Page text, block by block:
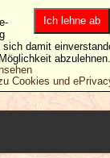
Ich lehne ab
damit
abzulehnen.
Cookies und